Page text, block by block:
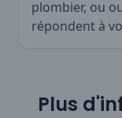
plombier, ou
répondent à
Plus